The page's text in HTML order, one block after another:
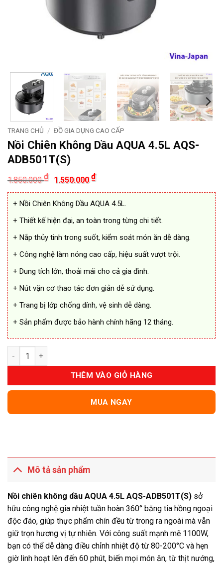
TRANG CHỦ / ĐỒ GIA DỤNG CAO CẤP
Nồi Chiên Không Dầu AQUA 4.5L AQS-
ADB501T(S)
1.850.000₫
Giá
gốc
là:
1.850.000 ₫.
1.550.000₫Giá
hiện
tại
là:
1.550.000 ₫.
+ Nồi Chiên Không Dầu AQUA 4.5L.
+ Thiết kế hiện đại, an toàn trong từng chi tiết.
+ Nắp thủy tinh trong suốt, kiểm soát món ăn dễ dàng.
+ Công nghệ làm nóng cao cấp, hiệu suất vượt trội.
+ Dung tích lớn, thoải mái cho cả gia đình.
+ Nút vặn cơ thao tác đơn giản dễ sử dụng.
+ Trang bị lớp chống dính, vệ sinh dễ dàng.
+ Sản phẩm được bảo hành chính hãng 12 tháng.
Nồi Chiên Không Dầu AQUA 4.5L AQS-ADB501T(S) số lượng
THÊM VÀO GIỎ HÀNG
MUA NGAY
Mô tả sản phẩm
Nồi chiên không dầu AQUA 4.5L AQS-ADB501T(S) sở
hữu công nghệ gia nhiệt tuần hoàn 360° bằng tia hồng ngoại
độc đáo, giúp thực phẩm chín đều từ trong ra ngoài mà vẫn
giữ trọn hương vị tự nhiên. Với công suất mạnh mẽ 1100W,
bạn có thể dễ dàng điều chỉnh nhiệt độ từ 80-200°C và hẹn
giờ linh hoạt lên đến 60 phút, biến mọi món ăn, từ thịt nướng,